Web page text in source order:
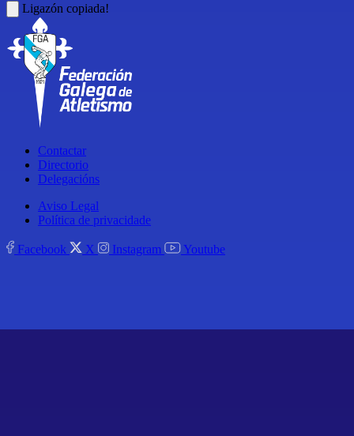
Ligazón copiada!
Contactar
Directorio
Delegacións
Aviso Legal
Política de privacidade
Facebook X Instagram Youtube